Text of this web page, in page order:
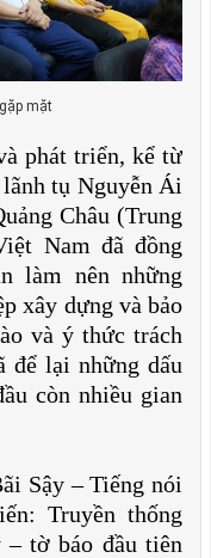
mặt
phát triển, kể từ
tụ Nguyễn Ái
Châu (Trung
Nam đã đồng
làm nên những
xây dựng và bảo
và ý thức trách
để lại những dấu
còn nhiều gian
Sậy – Tiếng nói
Truyền thống
– tờ báo đầu tiên